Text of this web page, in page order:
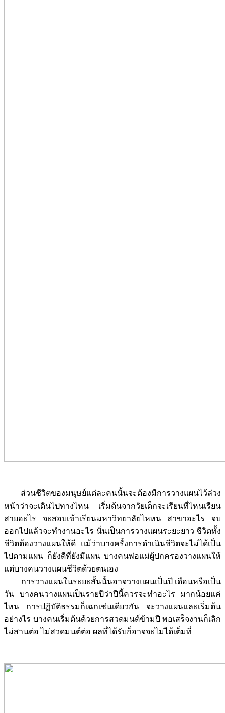
ส่วนชีวิตของมนุษย์แต่ละคนนั้นจะต้องมีการวางแผนไว้ล่วง
หน้าว่าจะเดินไปทางไหน เริ่มต้นจากวัยเด็กจะเรียนที่ไหนเรียน
สายอะไร จะสอบเข้าเรียนมหาวิทยาลัยไหหน สาขาอะไร จบ
ออกไปแล้วจะทำงานอะไร นั่นเป็นการวางแผนระยะยาว ชีวิตทั้ง
ชีวิตต้องวางแผนให้ดี แม้ว่าบางครั้งการดำเนินชีวิตจะไม่ได้เป็น
ไปตามแผน ก็ยังดีที่ยังมีแผน บางคนพ่อแม่ผู้ปกครองวางแผนให้
แต่บางคนวางแผนชีวิตด้วยตนเอง
การวางแผนในระยะสั้นนั้นอาจวางแผนเป็นปี เดือนหรือเป็น
วัน บางคนวางแผนเป็นรายปีว่าปีนี้ควรจะทำอะไร มากน้อยแค่
ไหน การปฏิบัติธรรมก็เฉกเช่นเดียวกัน จะวางแผนและเริ่มต้น
อย่างไร บางคนเริ่มต้นด้วยการสวดมนต์ข้ามปี พอเสร็จงานก็เลิก
ไม่สานต่อ ไม่สวดมนต์ต่อ ผลที่ได้รับก็อาจจะไม่ได้เต็มที่